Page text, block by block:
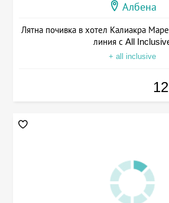
Албена
Лятна почивка в хотел Калиакра
линия с All
+ all inclusive